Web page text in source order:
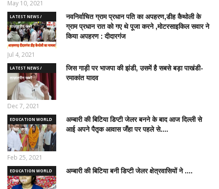
May 10, 2021
LATEST NEWS /
ताज़ातरीन खबरें
नवनिर्वाचित ग्राम प्रधान पति का अपहरण,डीह कैथोली के
ग्राम प्रधान रात को गए थे पूजा करने ,मोटरसाइकिल सवार ने
किया अपहरण : दीदारगंज
Jul 4, 2021
LATEST NEWS /
ताज़ातरीन खबरें
जिस गाड़ी पर भाजपा की झंडी, उसमें है सबसे बड़ा पाखंडी-
रमाकांत यादव
Dec 7, 2021
EDUCATION WORLD
/ शिक्षा जगत
अम्बारी की बिटिया डिप्टी जेलर बनने के बाद आज दिल्ली से
आई अपने पैतृक आवास जँहा पर पहले से....
Feb 25, 2021
EDUCATION WORLD
/ शिक्षा जगत
अम्बारी की बिटिया बनी डिप्टी जेलर क्षेत्रवासियों ने ....